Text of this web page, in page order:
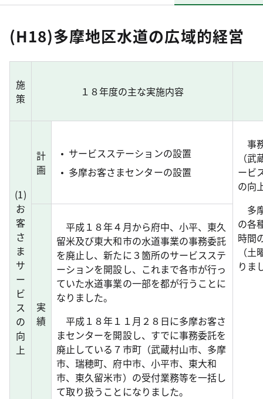
(H18)多摩地区水道の広域的経営
施
策
１８年度の主な実施内容
(1)
お
客
さ
ま
サ
ー
ビ
ス
の
向
上
計
画
サービスステーションの設置
多摩お客さまセンターの設置
事
（
ービ
の向
多
の各
時間
（
りま
実
績
平成１８年４月から府中、小平、東久
留米及び東大和市の水道事業の事務委託
を廃止し、新たに３箇所のサービスステ
ーションを開設し、これまで各市が行っ
ていた水道事業の一部を都が行うことに
なりました。
平成１８年１１月２８日に多摩お客さ
まセンターを開設し、すでに事務委託を
廃止している７市町（武蔵村山市、多摩
市、瑞穂町、府中市、小平市、東大和
市、東久留米市）の受付業務等を一括し
て取り扱うことになりました。